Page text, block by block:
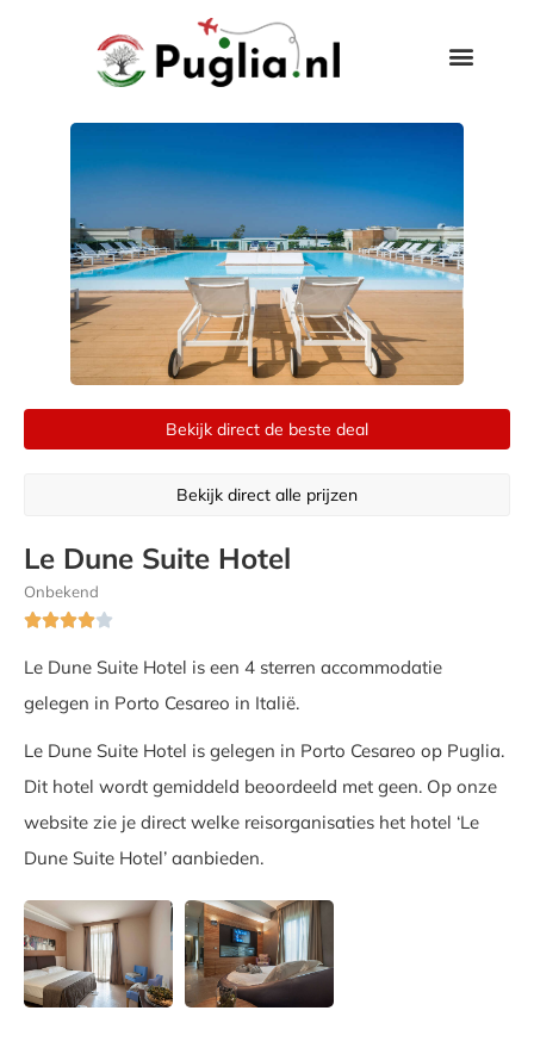
Bekijk direct de beste deal
Bekijk direct alle prijzen
Le Dune Suite Hotel
Onbekend

Le Dune Suite Hotel is een 4 sterren accommodatie
gelegen in Porto Cesareo in Italië.
Le Dune Suite Hotel is gelegen in Porto Cesareo op Puglia.
Dit hotel wordt gemiddeld beoordeeld met geen. Op onze
website zie je direct welke reisorganisaties het hotel ‘Le
Dune Suite Hotel’ aanbieden.